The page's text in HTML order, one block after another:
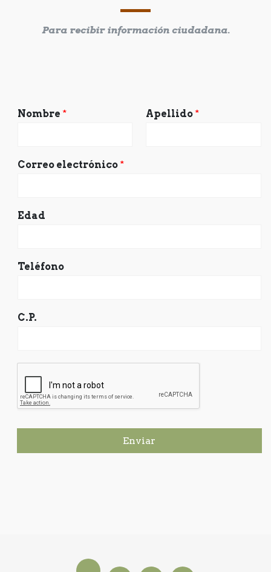
Para recibir información ciudadana.
Nombre * Apellido *
Correo electrónico *
Edad
Teléfono
C.P.
Enviar